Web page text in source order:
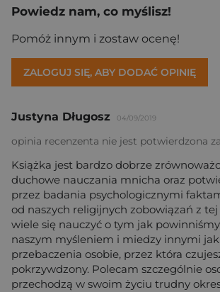
Powiedz nam, co myślisz!
Pomóż innym i zostaw ocenę!
ZALOGUJ SIĘ, ABY DODAĆ OPINIĘ
Justyna Długosz 04/09/2019
opinia recenzenta nie jest potwierdzona
Książka jest bardzo dobrze
duchowe nauczania mnicha oraz
przez badania psychologicznymi
od naszych religijnych zobowiązań z
wiele się nauczyć o tym jak
naszym myśleniem i miedzy innymi jak
przebaczenia osobie, przez która
pokrzywdzony. Polecam szczególnie
przechodzą w swoim życiu trudny